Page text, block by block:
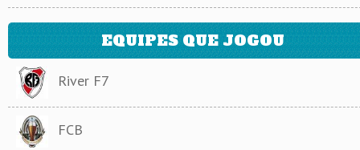
EQUIPES QUE JOGOU
River F7
FCB